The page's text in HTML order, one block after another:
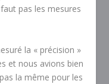
pas les mesures
la « précision »
et nous avions bien
la même pour les